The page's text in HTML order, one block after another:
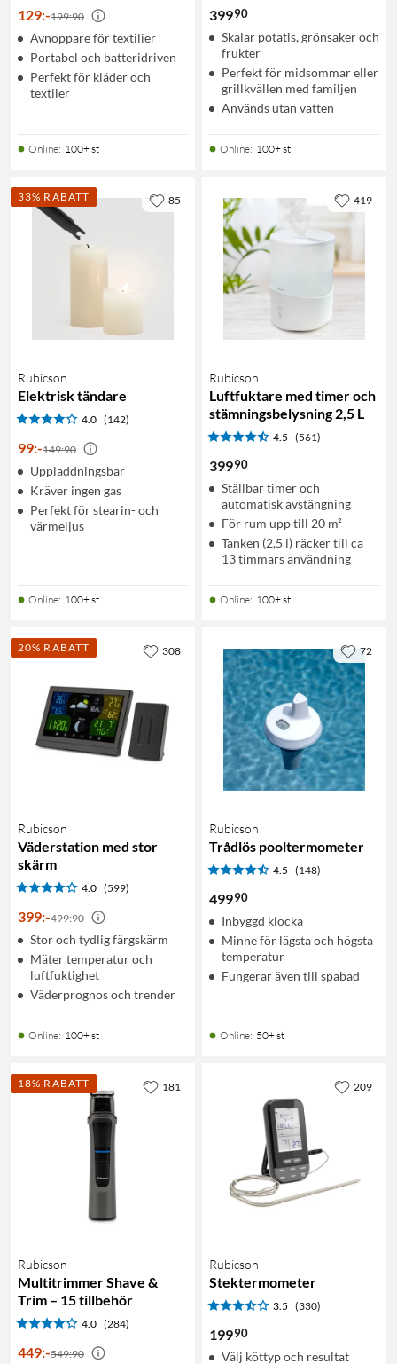
129:-199:90
Avnoppare för textilier
Portabel och batteridriven
Perfekt för kläder och
textiler
Online: 100+ st
39990
Skalar potatis, grönsaker och
frukter
Perfekt för midsommar eller
grillkvällen med familjen
Används utan vatten
Online: 100+ st
33% RABATT
Rubicson
Elektrisk tändare
4.0 (142)
99:-149:90
Uppladdningsbar
Kräver ingen gas
Perfekt för stearin- och
värmeljus
Online: 100+ st
85
Rubicson
Luftfuktare med timer och
stämningsbelysning 2,5 L
4.5 (561)
39990
Ställbar timer och
automatisk avstängning
För rum upp till 20 m²
Tanken (2,5 l) räcker till ca
13 timmars användning
Online: 100+ st
419
20% RABATT
Rubicson
Väderstation med stor
skärm
4.0 (599)
399:-499:90
Stor och tydlig färgskärm
Mäter temperatur och
luftfuktighet
Väderprognos och trender
Online: 100+ st
308
Rubicson
Trådlös pooltermometer
4.5 (148)
49990
Inbyggd klocka
Minne för lägsta och högsta
temperatur
Fungerar även till spabad
Online: 50+ st
72
18% RABATT
Rubicson
Multitrimmer Shave &
Trim – 15 tillbehör
4.0 (284)
449:-549:90
181
Rubicson
Stektermometer
3.5 (330)
19990
Välj köttyp och resultat
209